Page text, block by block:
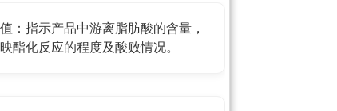
：指示产品中游离脂肪酸的含量，
酯化反应的程度及酸败情况。